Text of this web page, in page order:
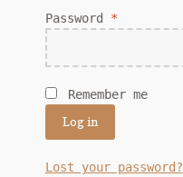
Password *
Remember me
Log in
Lost your password?